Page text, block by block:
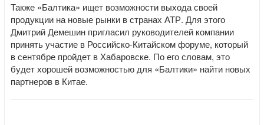
Также «Балтика» ищет возможности выхода своей
продукции на новые рынки в странах АТР. Для этого
Дмитрий Демешин пригласил руководителей компании
принять участие в Российско-Китайском форуме, который
в сентябре пройдет в Хабаровске. По его словам, это
будет хорошей возможностью для «Балтики» найти новых
партнеров в Китае.